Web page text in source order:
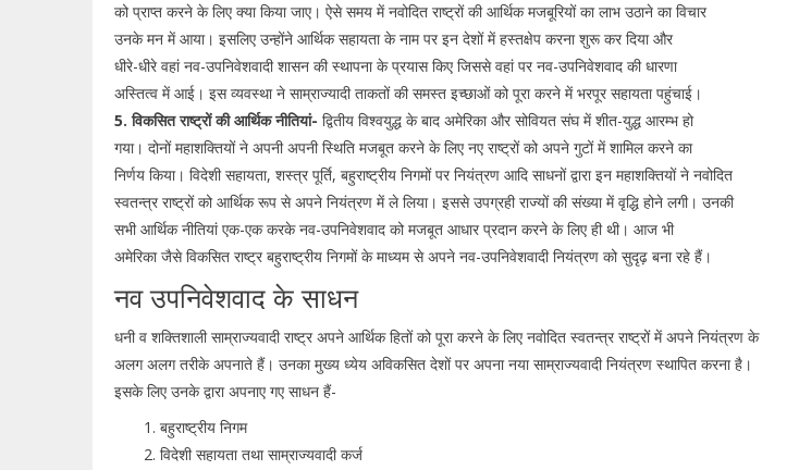
को प्राप्त करने के लिए क्या किया जाए। ऐसे समय में नवोदित राष्ट्रों की आर्थिक मजबूरियों का लाभ उठाने का विचार
उनके मन में आया। इसलिए उन्होंने आर्थिक सहायता के नाम पर इन देशों में हस्तक्षेप करना शुरू कर दिया और
धीरे-धीरे वहां नव-उपनिवेशवादी शासन की स्थापना के प्रयास किए जिससे वहां पर नव-उपनिवेशवाद की धारणा
अस्तित्व में आई। इस व्यवस्था ने साम्राज्यादी ताकतों की समस्त इच्छाओं को पूरा करने में भरपूर सहायता पहुंचाई।
5. विकसित राष्ट्रों की आर्थिक नीतियां- द्वितीय विश्वयुद्ध के बाद अमेरिका और सोवियत संघ में शीत-युद्ध आरम्भ हो
गया। दोनों महाशक्तियों ने अपनी अपनी स्थिति मजबूत करने के लिए नए राष्ट्रों को अपने गुटों में शामिल करने का
निर्णय किया। विदेशी सहायता, शस्त्र पूर्ति, बहुराष्ट्रीय निगमों पर नियंत्रण आदि साधनों द्वारा इन महाशक्तियों ने नवोदित
स्वतन्त्र राष्ट्रों को आर्थिक रूप से अपने नियंत्रण में ले लिया। इससे उपग्रही राज्यों की संख्या में वृद्धि होने लगी। उनकी
सभी आर्थिक नीतियां एक-एक करके नव-उपनिवेशवाद को मजबूत आधार प्रदान करने के लिए ही थी। आज भी
अमेरिका जैसे विकसित राष्ट्र बहुराष्ट्रीय निगमों के माध्यम से अपने नव-उपनिवेशवादी नियंत्रण को सुदृढ़ बना रहे हैं।
नव उपनिवेशवाद के साधन
धनी व शक्तिशाली साम्राज्यवादी राष्ट्र अपने आर्थिक हितों को पूरा करने के लिए नवोदित स्वतन्त्र राष्ट्रों में अपने नियंत्रण के
अलग अलग तरीके अपनाते हैं। उनका मुख्य ध्येय अविकसित देशों पर अपना नया साम्राज्यवादी नियंत्रण स्थापित करना है।
इसके लिए उनके द्वारा अपनाए गए साधन हैं-
बहुराष्ट्रीय निगम
विदेशी सहायता तथा साम्राज्यवादी कर्ज